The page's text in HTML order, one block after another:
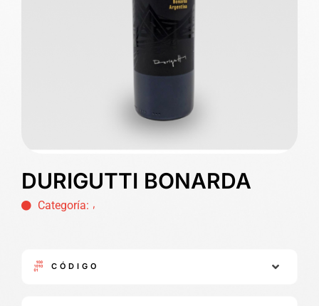
DURIGUTTI BONARDA
Categoría: ,
CÓDIGO